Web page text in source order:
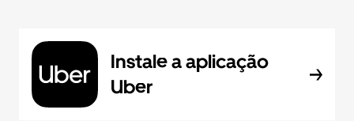
Instale a aplicação
Uber